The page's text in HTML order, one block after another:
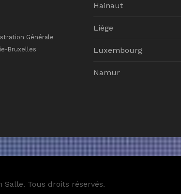
Générale
Bruxelles
Hainaut
Liège
Luxembourg
Namur
Tous droits réservés.